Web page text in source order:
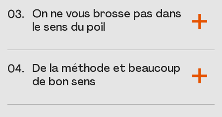
On ne vous brosse pas dans
le sens du poil
De la méthode et beaucoup
de bon sens